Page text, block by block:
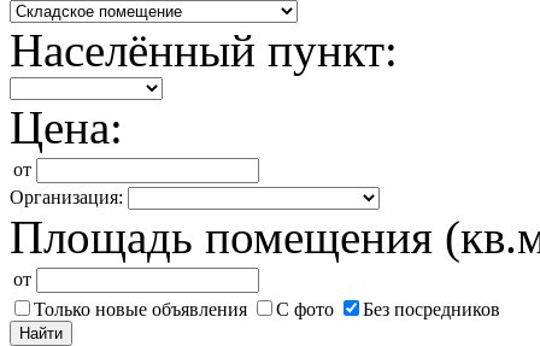
Населённый пункт:
Цена:
от
Организация:
Площадь помещения
от
Только новые объявления
С фото Без посредников
Найти